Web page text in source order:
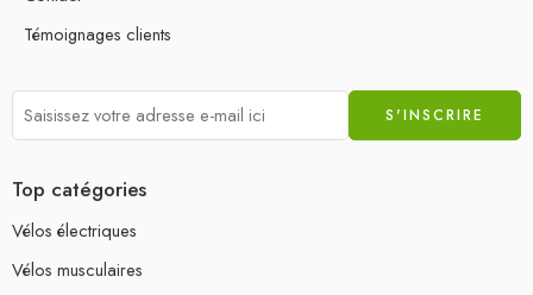
Témoignages clients
Top catégories
Vélos électriques
Vélos musculaires